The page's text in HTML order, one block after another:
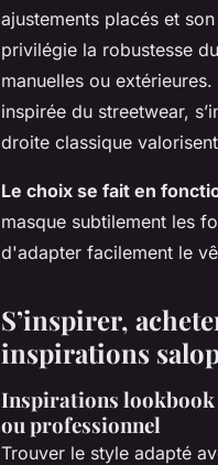
ajustements placés et
privilégie la robustesse
manuelles ou
inspirée du streetwear,
droite classique
Le choix se fait en
masque subtilement les
d'adapter facilement le
S’inspirer,
inspirations
Inspirations lookbook
ou professionnel
Trouver le style adapté